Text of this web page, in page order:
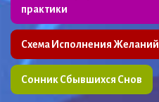
практики
Схема Исполнения Желаний
Сонник Сбывшихся Снов